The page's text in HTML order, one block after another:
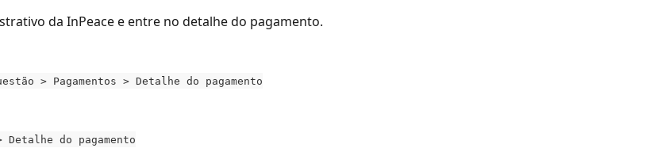
da InPeace e entre no detalhe do pagamento.
> Pagamentos > Detalhe do pagamento
Detalhe do pagamento